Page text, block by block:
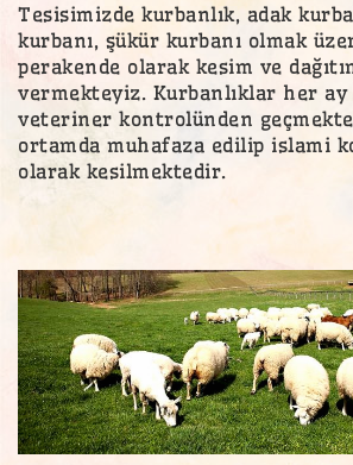
Tesisimizde kurbanlık, adak
kurbanı, şükür kurbanı olmak
perakende olarak kesim ve
vermekteyiz. Kurbanlıklar her
veteriner kontrolünden
ortamda muhafaza edilip islami
olarak kesilmektedir.